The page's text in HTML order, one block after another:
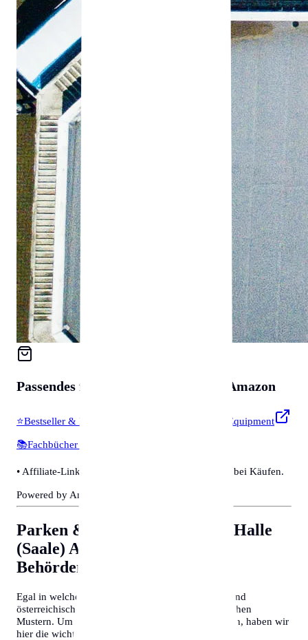
Passendes für auf Amazon
⭐Bestseller & Favoriten
Profi-Werkzeug & Equipment
📚Fachbücher & Guides
• Affiliate-Link: Wir erhalten eine kleine Provision bei Käufen.
Powered by Amazon 🛒
Parken & Bewohnerparken in Halle
(Saale) Allgemeine Tipps für
Behördengänge
Egal in welcher Stadt Sie sich befinden, deutsche und
österreichische Behördenprozesse folgen oft ähnlichen
Mustern. Um Zeit zu sparen und Frust zu vermeiden, haben wir
hier die wichtigsten Tipps für Sie zusammengefasst: